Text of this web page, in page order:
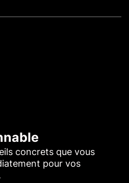
concrets que vous
pour vos